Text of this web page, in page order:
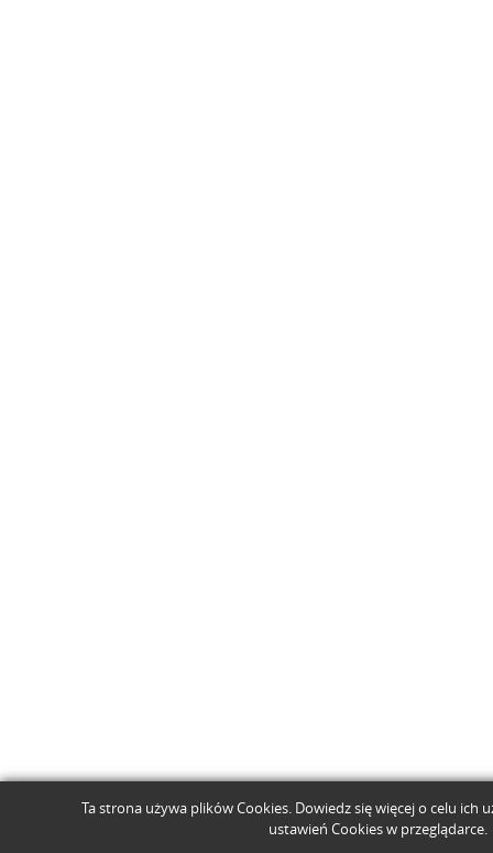
Ta strona używa plików Cookies. Dowiedz się więcej o celu ich
ustawień Cookies w przeglądarce.